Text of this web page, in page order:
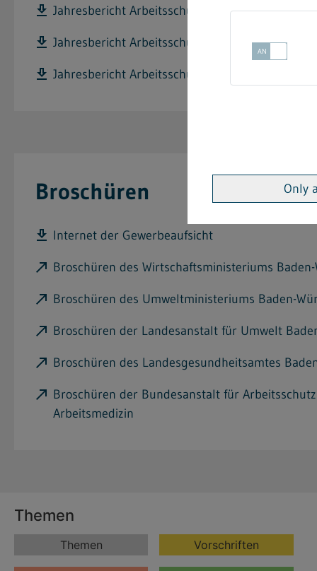
Jahresbericht Arbeitsschutz 2023
Jahresbericht Arbeitsschutz 2022
Jahresbericht Arbeitsschutz 2021
Broschüren
Internet der Gewerbeaufsicht
Broschüren des Wirtschaftsministeriums
Broschüren des Umweltministeriums Baden-
Broschüren der Landesanstalt für Umwelt
Broschüren des Landesgesundheitsamtes
Broschüren der Bundesanstalt für
Arbeitsmedizin
Only
Themen
Themen Vorschriften